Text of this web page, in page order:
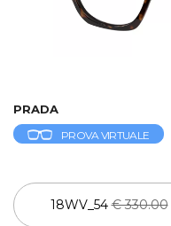
PRADA
PROVA VIRTUALE
18WV_54€ 330.00